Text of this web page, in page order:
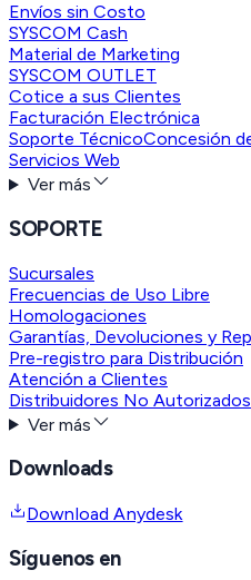
Envíos sin Costo
SYSCOM Cash
Material de Marketing
SYSCOM OUTLET
Cotice a sus Clientes
Facturación Electrónica
Soporte TécnicoConcesión
Servicios Web
Ver más
SOPORTE
Sucursales
Frecuencias de Uso Libre
Homologaciones
Garantías, Devoluciones y
Pre-registro para Distribución
Atención a Clientes
Distribuidores No Autorizados
Ver más
Downloads
Download Anydesk
Síguenos en